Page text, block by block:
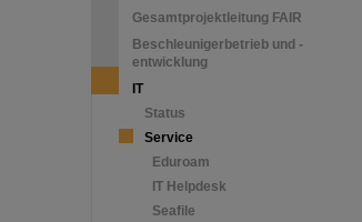
Gesamtprojektleitung FAIR
Beschleunigerbetrieb und -
entwicklung
IT
Status
Service
Eduroam
IT Helpdesk
Seafile